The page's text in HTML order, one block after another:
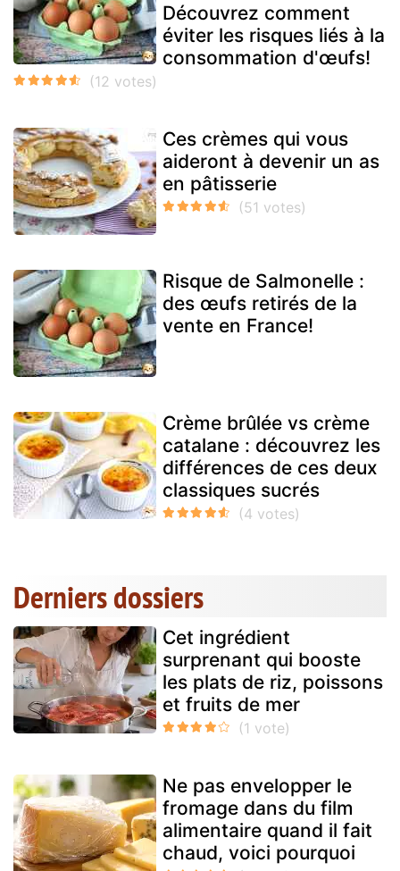
Découvrez comment
éviter les risques liés à la
consommation d'œufs!
Ces crèmes qui vous
aideront à devenir un as
en pâtisserie
Risque de Salmonelle :
des œufs retirés de la
vente en France!
Crème brûlée vs crème
catalane : découvrez les
différences de ces deux
classiques sucrés
Derniers dossiers
Cet ingrédient
surprenant qui booste
les plats de riz, poissons
et fruits de mer
Ne pas envelopper le
fromage dans du film
alimentaire quand il fait
chaud, voici pourquoi